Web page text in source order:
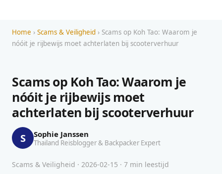
Home › Scams & Veiligheid › Scams op Koh Tao: Waarom je
nóóit je rijbewijs moet achterlaten bij scooterverhuur
Scams op Koh Tao: Waarom je
nóóit je rijbewijs moet
achterlaten bij scooterverhuur
S Sophie Janssen
Thailand Reisblogger & Backpacker Expert
Scams & Veiligheid · 2026-02-15 · 7 min leestijd